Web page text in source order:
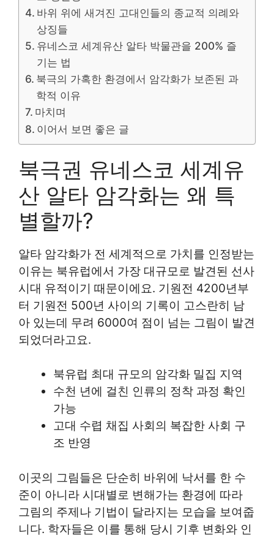
바위 위에 새겨진 고대인들의 종교적 의례와
상징들
유네스코 세계유산 알타 박물관을 200% 즐
기는 법
북극의 가혹한 환경에서 암각화가 보존된 과
학적 이유
마치며
이어서 보면 좋은 글
북극권 유네스코 세계유
산 알타 암각화는 왜 특
별할까?
알타 암각화가 전 세계적으로 가치를 인정받는
이유는 북유럽에서 가장 대규모로 발견된 선사
시대 유적이기 때문이에요. 기원전 4200년부
터 기원전 500년 사이의 기록이 고스란히 남
아 있는데 무려 6000여 점이 넘는 그림이 발견
되었더라고요.
북유럽 최대 규모의 암각화 밀집 지역
수천 년에 걸친 인류의 정착 과정 확인
가능
고대 수렵 채집 사회의 복잡한 사회 구
조 반영
이곳의 그림들은 단순히 바위에 낙서를 한 수
준이 아니라 시대별로 변해가는 환경에 따라
그림의 주제나 기법이 달라지는 모습을 보여줍
니다. 학자들은 이를 통해 당시 기후 변화와 인